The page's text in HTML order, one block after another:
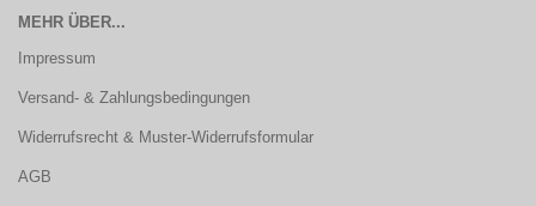
MEHR ÜBER...
Impressum
Versand- & Zahlungsbedingungen
Widerrufsrecht & Muster-Widerrufsformular
AGB